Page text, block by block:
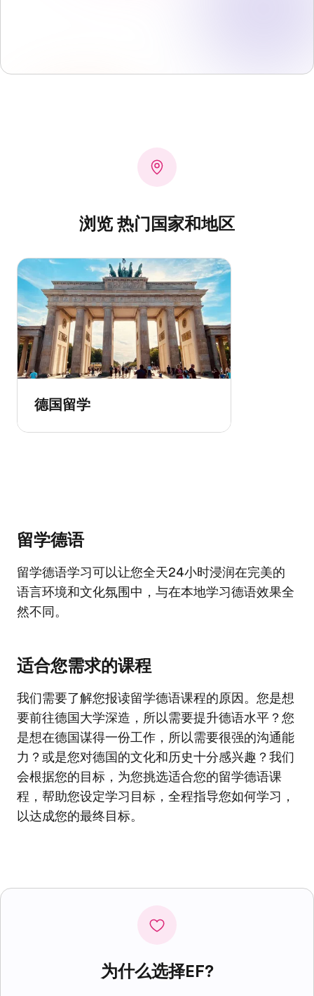
浏览 热门国家和地区
德国留学
留学德语
留学德语学习可以让您全天24小时浸润在完美的
语言环境和文化氛围中，与在本地学习德语效果全
然不同。
适合您需求的课程
我们需要了解您报读留学德语课程的原因。您是想
要前往德国大学深造，所以需要提升德语水平？您
是想在德国谋得一份工作，所以需要很强的沟通能
力？或是您对德国的文化和历史十分感兴趣？我们
会根据您的目标，为您挑选适合您的留学德语课
程，帮助您设定学习目标，全程指导您如何学习，
以达成您的最终目标。
为什么选择EF?